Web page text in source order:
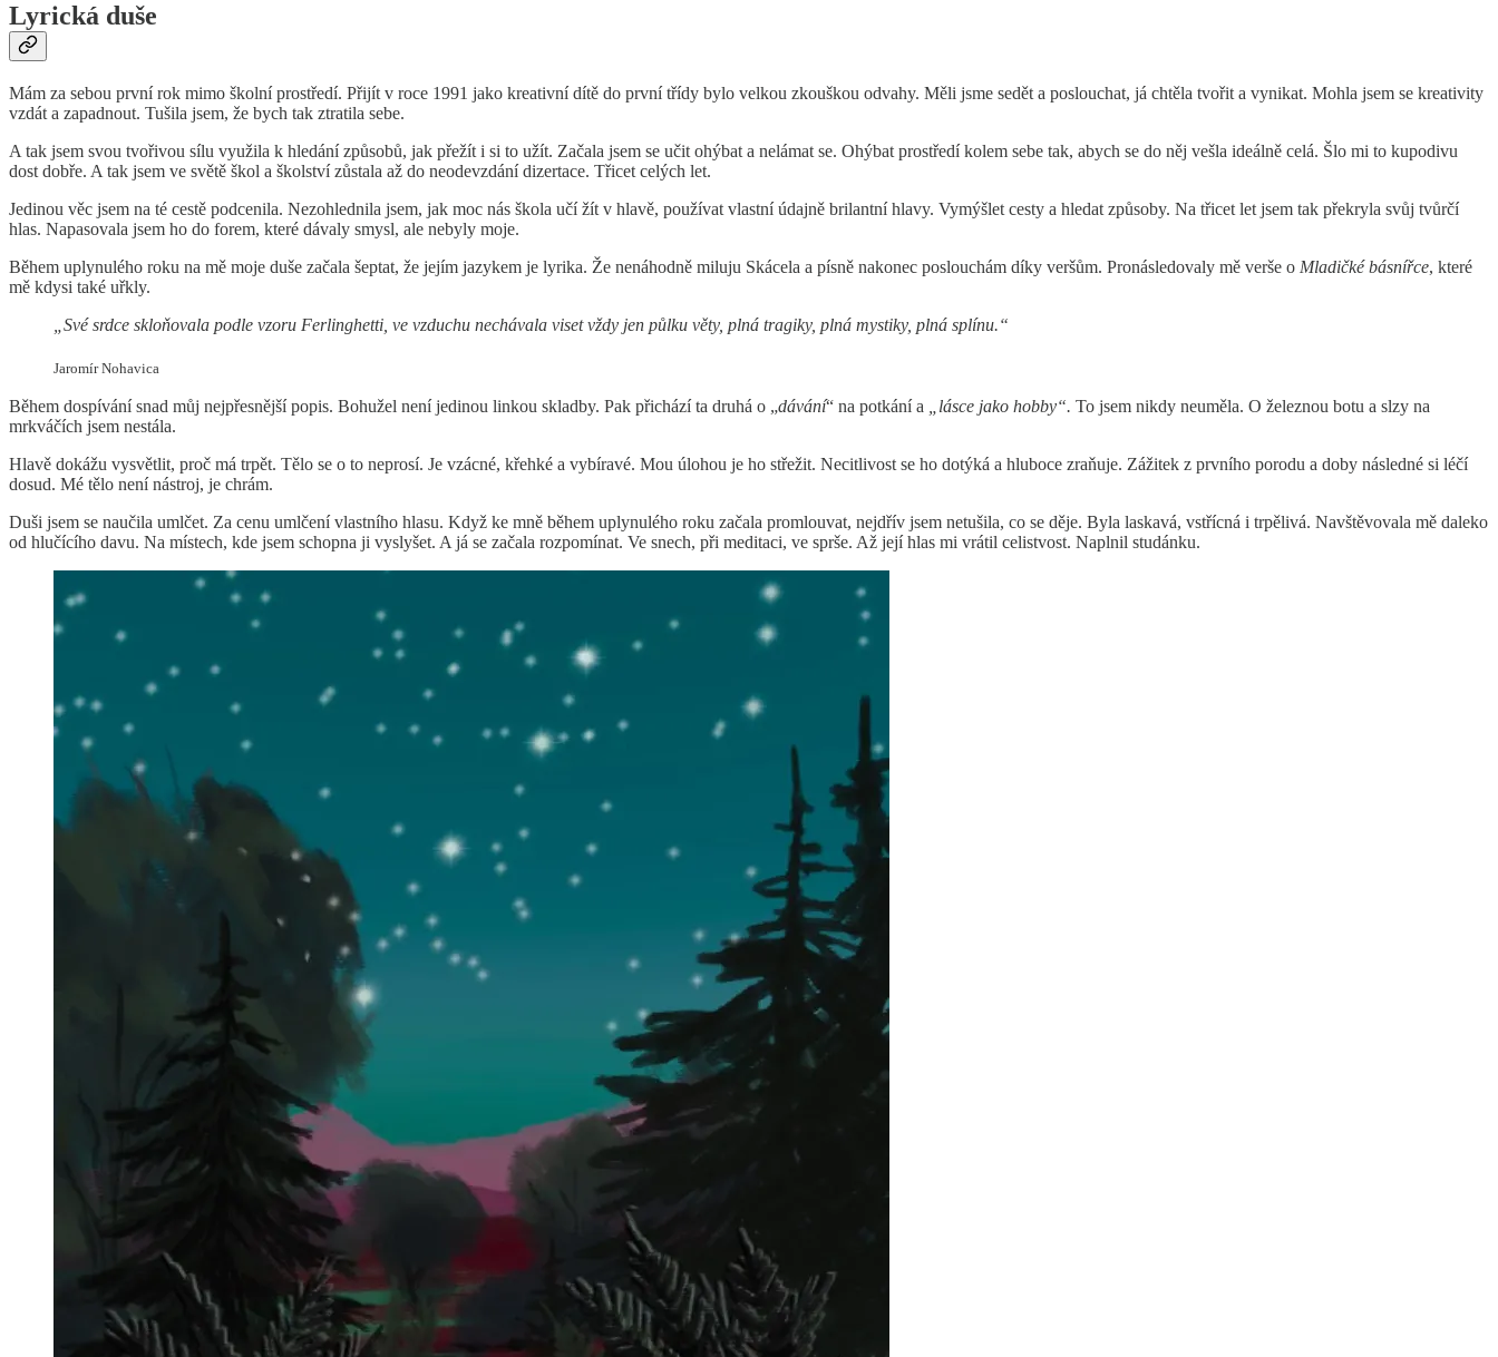
Lyrická duše
Mám za sebou první rok mimo školní prostředí. Přijít v roce 1991 jako kreativní dítě do první třídy bylo velkou zkouškou odvahy. Měli jsme sedět a poslouchat, já chtěla tvořit a vynikat. Mohla jsem se kreativity
vzdát a zapadnout. Tušila jsem, že bych tak ztratila sebe.
A tak jsem svou tvořivou sílu využila k hledání způsobů, jak přežít i si to užít. Začala jsem se učit ohýbat a nelámat se. Ohýbat prostředí kolem sebe tak, abych se do něj vešla ideálně celá. Šlo mi to kupodivu
dost dobře. A tak jsem ve světě škol a školství zůstala až do neodevzdání dizertace. Třicet celých let.
Jedinou věc jsem na té cestě podcenila. Nezohlednila jsem, jak moc nás škola učí žít v hlavě, používat vlastní údajně brilantní hlavy. Vymýšlet cesty a hledat způsoby. Na třicet let jsem tak překryla svůj tvůrčí
hlas. Napasovala jsem ho do forem, které dávaly smysl, ale nebyly moje.
Během uplynulého roku na mě moje duše začala šeptat, že jejím jazykem je lyrika. Že nenáhodně miluju Skácela a písně nakonec poslouchám díky veršům. Pronásledovaly mě verše o Mladičké básnířce, které
mě kdysi také uřkly.
„Své srdce skloňovala podle vzoru Ferlinghetti, ve vzduchu nechávala viset vždy jen půlku věty, plná tragiky, plná mystiky, plná splínu.“
Jaromír Nohavica
Během dospívání snad můj nejpřesnější popis. Bohužel není jedinou linkou skladby. Pak přichází ta druhá o „dávání“ na potkání a „lásce jako hobby“. To jsem nikdy neuměla. O železnou botu a slzy na
mrkváčích jsem nestála.
Hlavě dokážu vysvětlit, proč má trpět. Tělo se o to neprosí. Je vzácné, křehké a vybíravé. Mou úlohou je ho střežit. Necitlivost se ho dotýká a hluboce zraňuje. Zážitek z prvního porodu a doby následné si léčí
dosud. Mé tělo není nástroj, je chrám.
Duši jsem se naučila umlčet. Za cenu umlčení vlastního hlasu. Když ke mně během uplynulého roku začala promlouvat, nejdřív jsem netušila, co se děje. Byla laskavá, vstřícná i trpělivá. Navštěvovala mě daleko
od hlučícího davu. Na místech, kde jsem schopna ji vyslyšet. A já se začala rozpomínat. Ve snech, při meditaci, ve sprše. Až její hlas mi vrátil celistvost. Naplnil studánku.